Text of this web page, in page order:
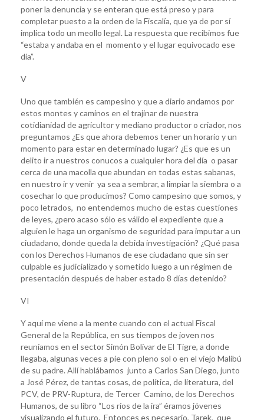
poner la denuncia y se enteran que está preso y para
completar puesto a la orden de la Fiscalía, que ya de por sí
implica todo un meollo legal. La respuesta que recibimos fue
“estaba y andaba en el momento y el lugar equivocado ese
día”.
V
Uno que también es campesino y que a diario andamos por
estos montes y caminos en el trajinar de nuestra
cotidianidad de agricultor y mediano productor o criador, nos
preguntamos ¿Es que ahora debemos tener un horario y un
momento para estar en determinado lugar? ¿Es que es un
delito ir a nuestros conucos a cualquier hora del día o pasar
cerca de una macolla que abundan en todas estas sabanas,
en nuestro ir y venir ya sea a sembrar, a limpiar la siembra o a
cosechar lo que producimos? Como campesino que somos, y
poco letrados, no entendemos mucho de estas cuestiones
de leyes, ¿pero acaso sólo es válido el expediente que a
alguien le haga un organismo de seguridad para imputar a un
ciudadano, donde queda la debida investigación? ¿Qué pasa
con los Derechos Humanos de ese ciudadano que sin ser
culpable es judicializado y sometido luego a un régimen de
presentación después de haber estado 8 días detenido?
VI
Y aquí me viene a la mente cuando con el actual Fiscal
General de la República, en sus tiempos de joven nos
reuníamos en el sector Simón Bolívar de El Tigre, a donde
llegaba, algunas veces a pie con pleno sol o en el viejo Malibú
de su padre. Allí hablábamos junto a Carlos San Diego, junto
a José Pérez, de tantas cosas, de política, de literatura, del
PCV, de PRV-Ruptura, de Tercer Camino, de los Derechos
Humanos, de su libro “Los ríos de la ira” éramos jóvenes
visualizando el futuro. Entonces es necesario, Tarek, que